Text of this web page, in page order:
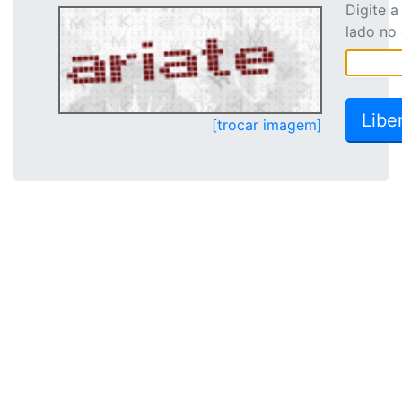
[trocar imagem]
Digite
lado no